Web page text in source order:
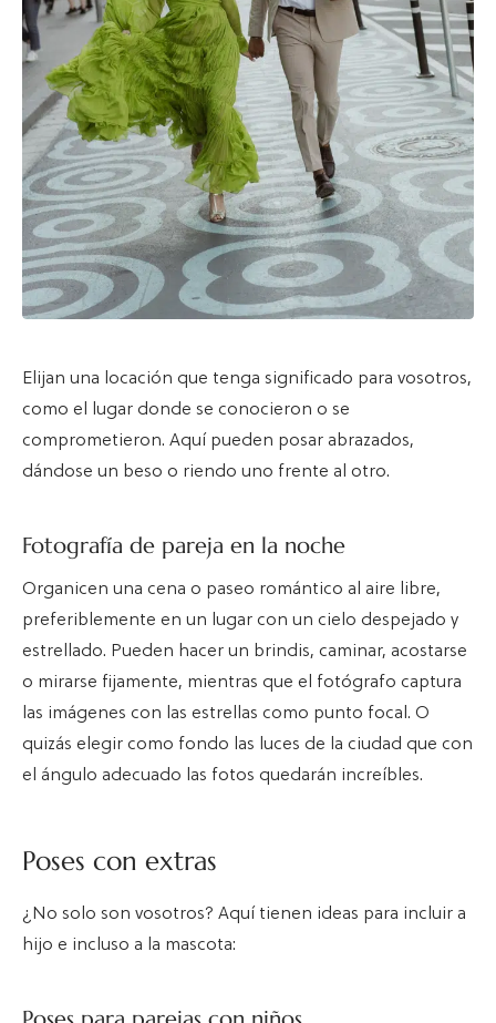
Elijan una locación que tenga significado para vosotros,
como el lugar donde se conocieron o se
comprometieron. Aquí pueden posar abrazados,
dándose un beso o riendo uno frente al otro.
Fotografía de pareja en la noche
Organicen una cena o paseo romántico al aire libre,
preferiblemente en un lugar con un cielo despejado y
estrellado. Pueden hacer un brindis, caminar, acostarse
o mirarse fijamente, mientras que el fotógrafo captura
las imágenes con las estrellas como punto focal. O
quizás elegir como fondo las luces de la ciudad que con
el ángulo adecuado las fotos quedarán increíbles.
Poses con extras
¿No solo son vosotros? Aquí tienen ideas para incluir a
hijo e incluso a la mascota: